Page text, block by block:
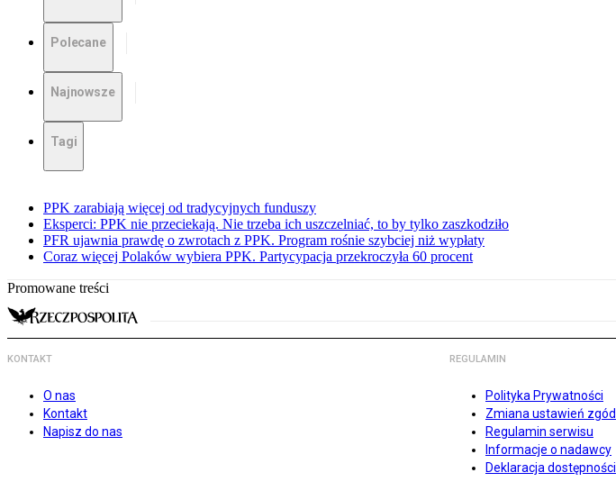
Polecane
Najnowsze
Tagi
PPK zarabiają więcej od tradycyjnych funduszy
Eksperci: PPK nie przeciekają. Nie trzeba ich uszczelniać, to by tylko zaszkodziło
PFR ujawnia prawdę o zwrotach z PPK. Program rośnie szybciej niż wypłaty
Coraz więcej Polaków wybiera PPK. Partycypacja przekroczyła 60 procent
Promowane treści
KONTAKT
O nas
Kontakt
Napisz do nas
REGULAMIN
Polityka Prywatności
Zmiana ustawień zgód
Regulamin serwisu
Informacje o nadawcy
Deklaracja dostępności